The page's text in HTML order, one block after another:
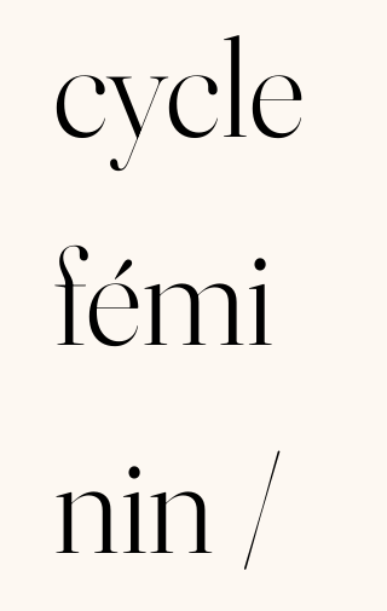
cycle
fémi
nin /